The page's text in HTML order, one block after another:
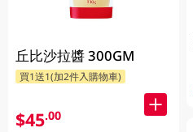
丘比沙拉醬 300GM
買1送1(加2件入購物車)
$45.00